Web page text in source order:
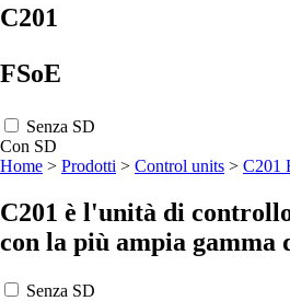
C201
FSoE
Senza SD
Con SD
Home > Prodotti > Control units > C201
C201 è l'unità di
con la più ampia
Senza SD